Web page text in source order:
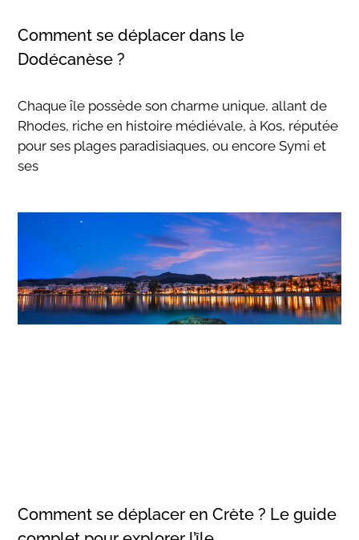
Comment se déplacer dans le
Dodécanèse ?
Chaque île possède son charme unique, allant de
Rhodes, riche en histoire médiévale, à Kos, réputée
pour ses plages paradisiaques, ou encore Symi et
ses
Comment se déplacer en Crète ? Le guide